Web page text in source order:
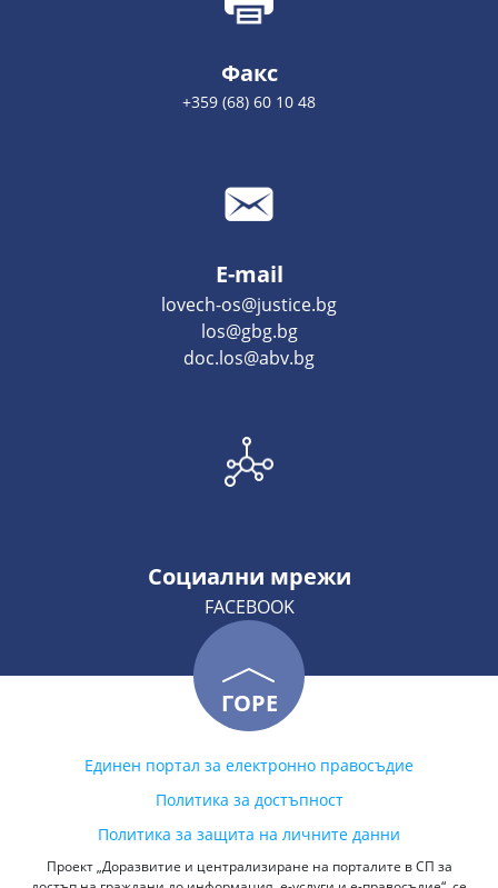
Факс
+359 (68) 60 10 48
E-mail
lovech-os@justice.bg
los@gbg.bg
doc.los@abv.bg
Социални мрежи
FACEBOOK
ГОРЕ
Единен портал за електронно правосъдие
Политика за достъпност
Политика за защита на личните данни
Проект „Доразвитие и централизиране на порталите в СП за